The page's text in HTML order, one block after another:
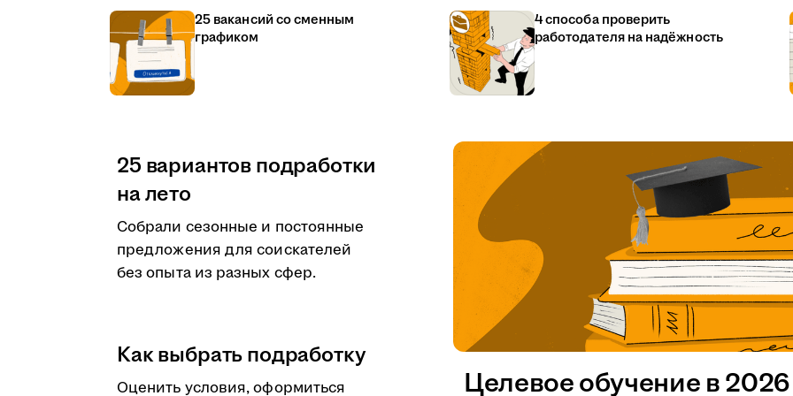
25 вакансий со сменным
графиком
4 способа проверить
работодателя на надёжность
25 вариантов подработки
на лето
Собрали сезонные и постоянные
предложения для соискателей
без опыта из разных сфер.
Как выбрать подработку
Оценить условия, оформиться Целевое обучение в 2026